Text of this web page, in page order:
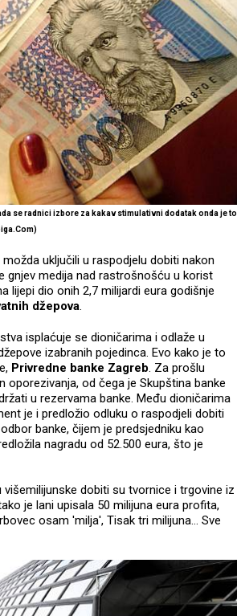
se radnici izbore za kakav stimulativni dodatak onda je to
uključili u raspodjelu dobiti nakon
gnjev medija nad rastrošnošću u korist
lijepi dio onih 2,7 milijardi eura godišnje
džepova.
isplaćuje se dioničarima i odlaže u
izabranih pojedinca. Evo kako je to
Privredne banke Zagreb. Za prošlu
oporezivanja, od čega je Skupština banke
u rezervama banke. Među dioničarima
je i predložio odluku o raspodjeli dobiti
banke, čijem je predsjedniku kao
nagradu od 52.500 eura, što je
dobiti su tvornice i trgovine iz
je lani upisala 50 milijuna eura profita,
osam 'milja', Tisak tri milijuna… Sve